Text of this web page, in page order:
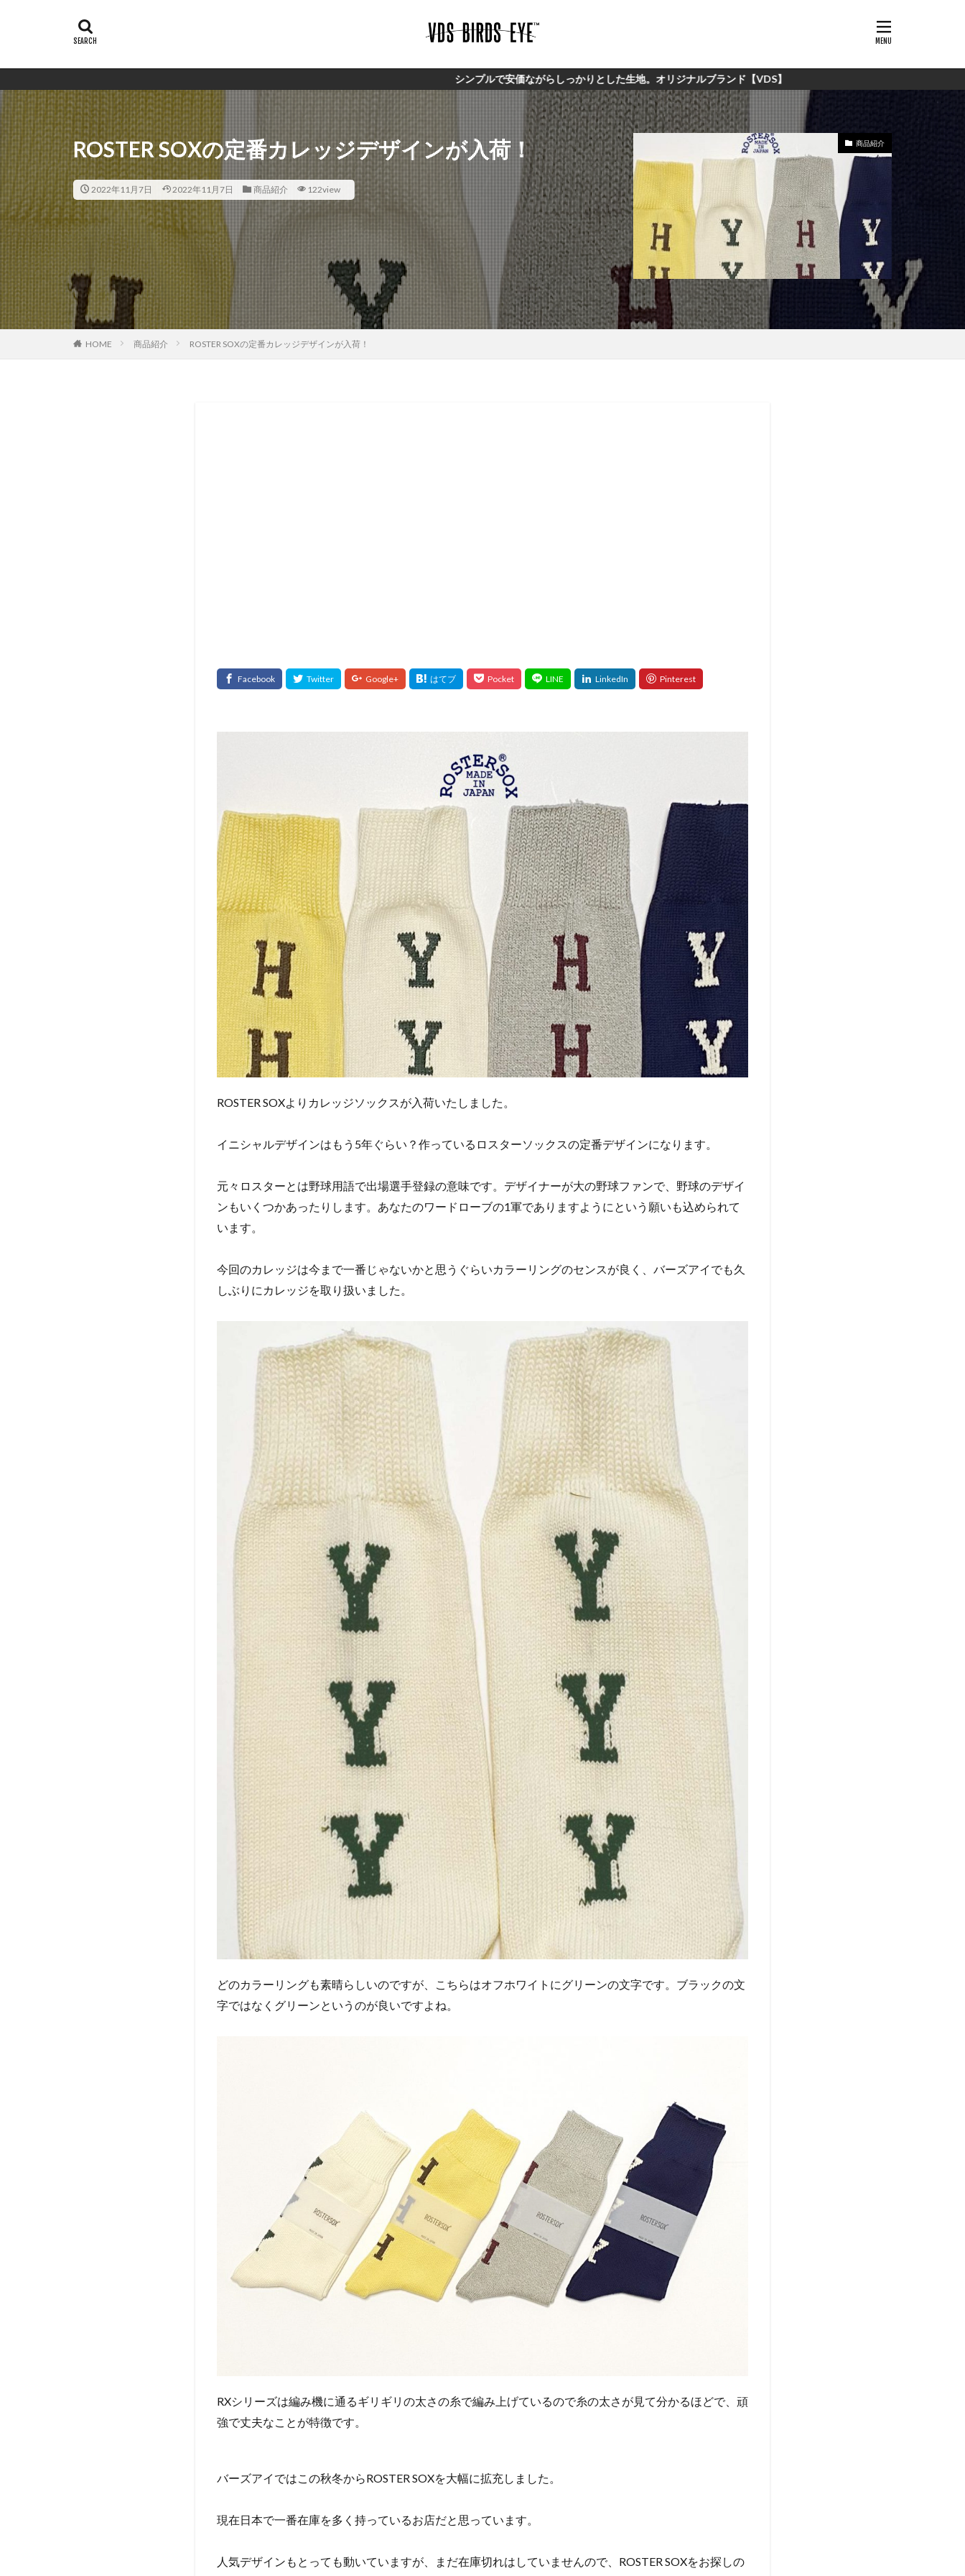
シンプルで安価ながらしっかりとした生地。オリジナルブランド【VDS】
ROSTER SOXの定番カレッジデザインが入荷！
2022年11月7日 2022年11月7日 商品紹介 122view
商品紹介
HOME 商品紹介 ROSTER SOXの定番カレッジデザインが入荷！
ROSTER SOXよりカレッジソックスが入荷いたしました。
イニシャルデザインはもう5年ぐらい？作っているロスターソックスの定番デザインになります。
元々ロスターとは野球用語で出場選手登録の意味です。デザイナーが大の野球ファンで、野球のデザイ
ンもいくつかあったりします。あなたのワードローブの1軍でありますようにという願いも込められて
います。
今回のカレッジは今まで一番じゃないかと思うぐらいカラーリングのセンスが良く、バーズアイでも久
しぶりにカレッジを取り扱いました。
どのカラーリングも素晴らしいのですが、こちらはオフホワイトにグリーンの文字です。ブラックの文
字ではなくグリーンというのが良いですよね。
RXシリーズは編み機に通るギリギリの太さの糸で編み上げているので糸の太さが見て分かるほどで、頑
強で丈夫なことが特徴です。
バーズアイではこの秋冬からROSTER SOXを大幅に拡充しました。
現在日本で一番在庫を多く持っているお店だと思っています。
人気デザインもとっても動いていますが、まだ在庫切れはしていませんので、ROSTER SOXをお探しの